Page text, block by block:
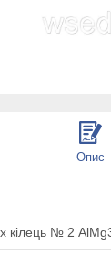
Опис
кілець № 2